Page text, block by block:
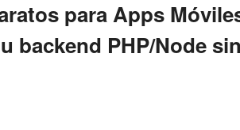
para Apps
backend PHP/Node